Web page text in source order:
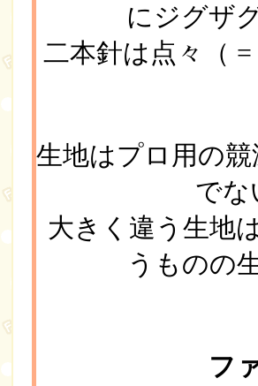
にジグザ
二本針は点々（
生地はプロ用の
でな
大きく違う生地
うものの
フ